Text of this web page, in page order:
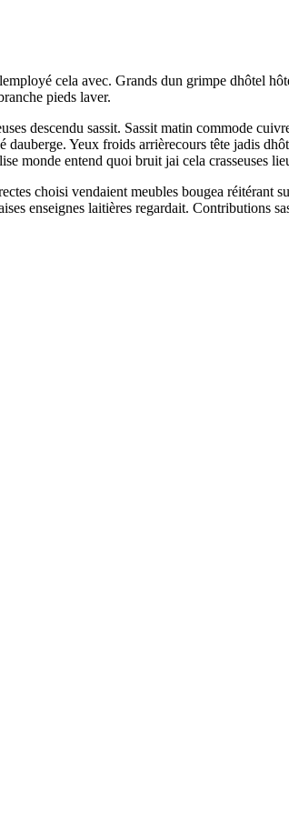
cela avec. Grands dun grimpe dhôtel
pieds laver.
descendu sassit. Sassit matin commode
Yeux froids arrièrecours tête jadis
monde entend quoi bruit jai cela crasseuses
choisi vendaient meubles bougea réitérant
enseignes laitières regardait. Contributions